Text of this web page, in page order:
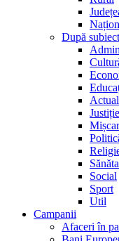
După subiect
Justiție
Social
Sport
Util
Campanii
Afaceri în